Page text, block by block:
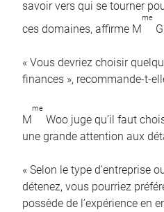
savoir vers qui se tourner
ces domaines, affirme M
me
« Vous devriez choisir
finances », recommande-t-
M
me
Woo juge qu’il faut
une grande attention aux
« Selon le type d’entreprise
détenez, vous pourriez
possède de l’expérience en